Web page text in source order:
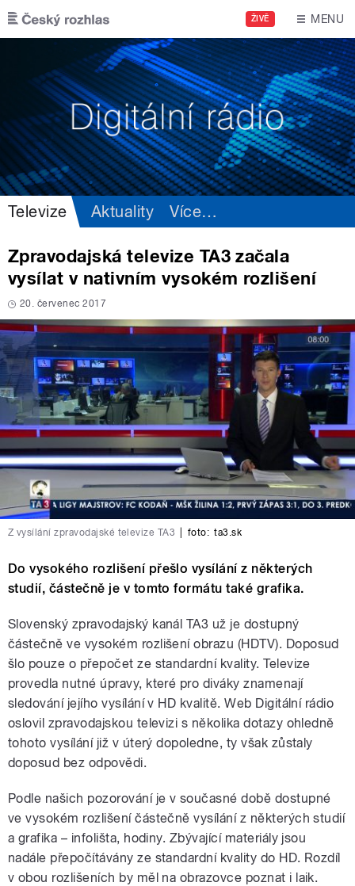
Přejít k hlavnímu obsahu
ŽIVĚ MENU
Televize Aktuality Více…
Zpravodajská televize TA3 začala
vysílat v nativním vysokém rozlišení
20. červenec 2017
Z vysílání zpravodajské televize TA3 foto: ta3.sk
Do vysokého rozlišení přešlo vysílání z některých
studií, částečně je v tomto formátu také grafika.
Slovenský zpravodajský kanál TA3 už je dostupný
částečně ve vysokém rozlišení obrazu (HDTV). Doposud
šlo pouze o přepočet ze standardní kvality. Televize
provedla nutné úpravy, které pro diváky znamenají
sledování jejího vysílání v HD kvalitě. Web Digitální rádio
oslovil zpravodajskou televizi s několika dotazy ohledně
tohoto vysílání již v úterý dopoledne, ty však zůstaly
doposud bez odpovědi.
Podle našich pozorování je v současné době dostupné
ve vysokém rozlišení částečně vysílání z některých studií
a grafika – infolišta, hodiny. Zbývající materiály jsou
nadále přepočítávány ze standardní kvality do HD. Rozdíl
v obou rozlišeních by měl na obrazovce poznat i laik.